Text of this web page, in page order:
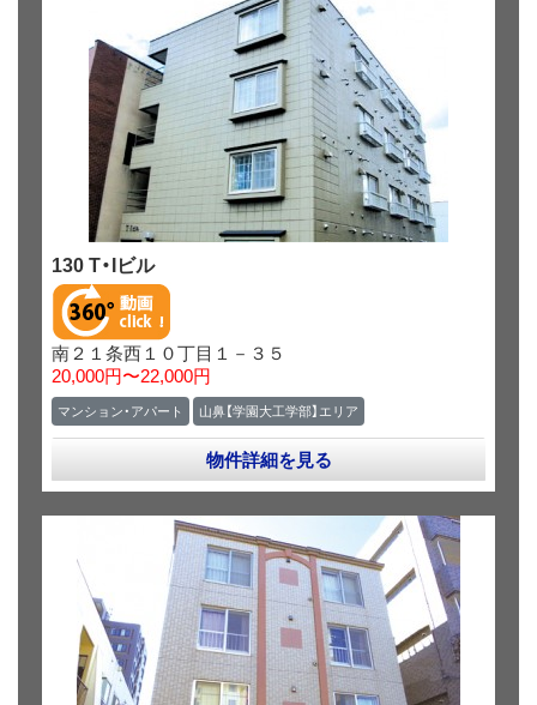
130 T・Iビル
南２１条西１０丁目１－３５
20,000円〜22,000円
マンション・アパート 山鼻【学園大工学部】エリア
物件詳細を見る